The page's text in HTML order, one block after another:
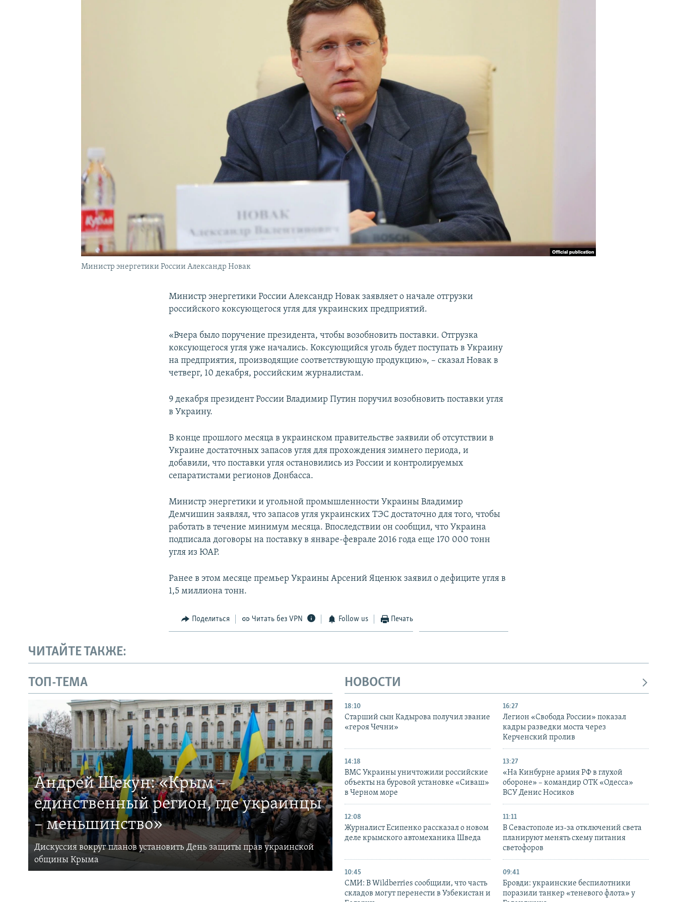
Министр энергетики России Александр Новак
Министр энергетики России Александр Новак заявляет о начале отгрузки
российского коксующегося угля для украинских предприятий.
«Вчера было поручение президента, чтобы возобновить поставки. Отгрузка
коксующегося угля уже начались. Коксующийся уголь будет поступать в Украину
на предприятия, производящие соответствующую продукцию», – сказал Новак в
четверг, 10 декабря, российским журналистам.
9 декабря президент России Владимир Путин поручил возобновить поставки угля
в Украину.
В конце прошлого месяца в украинском правительстве заявили об отсутствии в
Украине достаточных запасов угля для прохождения зимнего периода, и
добавили, что поставки угля остановились из России и контролируемых
сепаратистами регионов Донбасса.
Министр энергетики и угольной промышленности Украины Владимир
Демчишин заявлял, что запасов угля украинских ТЭС достаточно для того, чтобы
работать в течение минимум месяца. Впоследствии он сообщил, что Украина
подписала договоры на поставку в январе-феврале 2016 года еще 170 000 тонн
угля из ЮАР.
Ранее в этом месяце премьер Украины Арсений Яценюк заявил о дефиците угля в
1,5 миллиона тонн.
Поделиться Читать без VPN Follow us Печать
ЧИТАЙТЕ ТАКЖЕ:
ТОП-ТЕМА
Андрей Щекун: «Крым –
единственный регион, где украинцы
– меньшинство»
Дискуссия вокруг планов установить День защиты прав украинской
общины Крыма
НОВОСТИ
18:10
Старший сын Кадырова получил звание
«героя Чечни»
16:27
Легион «Свобода России» показал
кадры разведки моста через
Керченский пролив
14:18
ВМС Украины уничтожили российские
объекты на буровой установке «Сиваш»
в Черном море
13:27
«На Кинбурне армия РФ в глухой
обороне» – командир ОТК «Одесса»
ВСУ Денис Носиков
12:08
Журналист Есипенко рассказал о новом
деле крымского автомеханика Шведа
11:11
В Севастополе из-за отключений света
планируют менять схему питания
светофоров
10:45
СМИ: В Wildberries сообщили, что часть
складов могут перенести в Узбекистан и
09:41
Бровди: украинские беспилотники
поразили танкер «теневого флота» у